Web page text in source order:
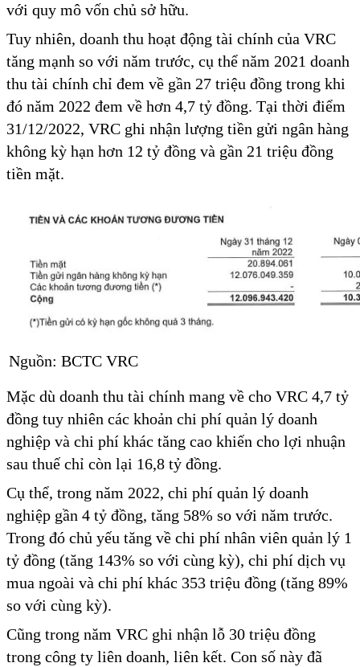
với quy mô vốn chủ sở hữu.
Tuy nhiên, doanh thu hoạt động tài chính của VRC
tăng mạnh so với năm trước, cụ thể năm 2021 doanh
thu tài chính chỉ đem về gần 27 triệu đồng trong khi
đó năm 2022 đem về hơn 4,7 tỷ đồng. Tại thời điểm
31/12/2022, VRC ghi nhận lượng tiền gửi ngân hàng
không kỳ hạn hơn 12 tỷ đồng và gần 21 triệu đồng
tiền mặt.
Nguồn: BCTC VRC
Mặc dù doanh thu tài chính mang về cho VRC 4,7 tỷ
đồng tuy nhiên các khoản chi phí quản lý doanh
nghiệp và chi phí khác tăng cao khiến cho lợi nhuận
sau thuế chỉ còn lại 16,8 tỷ đồng.
Cụ thể, trong năm 2022, chi phí quản lý doanh
nghiệp gần 4 tỷ đồng, tăng 58% so với năm trước.
Trong đó chủ yếu tăng về chi phí nhân viên quản lý 1
tỷ đồng (tăng 143% so với cùng kỳ), chi phí dịch vụ
mua ngoài và chi phí khác 353 triệu đồng (tăng 89%
so với cùng kỳ).
Cũng trong năm VRC ghi nhận lỗ 30 triệu đồng
trong công ty liên doanh, liên kết. Con số này đã